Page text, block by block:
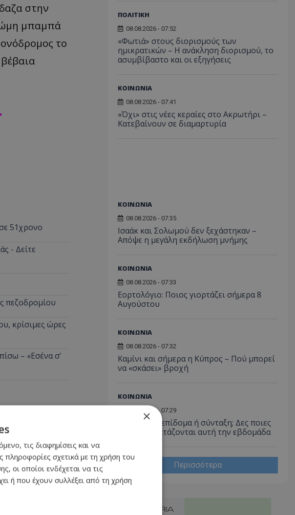
στην
μπαμπά
το
51χρονο
- Δείτε
πεζοδρομίου
κρίσιμες ώρες
– «Εσένα σ’
ΠΟΛΙΤΙΚΗ
08.08.2026 - 07:52
«Φωτιά» στους διορισμούς των
ημικρατικών – Η ανάκληση διορισμού, το
ασυμβίβαστο και οι εξηγήσεις
ΚΟΙΝΩΝΙΑ
08.08.2026 - 07:41
«Όχι» στις νέες κεραίες στο Ακρωτήρι –
Κατεβαίνουν σε διαμαρτυρία
ΚΟΙΝΩΝΙΑ
08.08.2026 - 07:35
Ισαάκ και Σολωμού δεν ξεχάστηκαν –
Απόψε η μεγάλη εκδήλωση μνήμης
ΚΟΙΝΩΝΙΑ
08.08.2026 - 07:33
Εορτολόγιο: Ποιος γιορτάζει σήμερα 8
Αυγούστου
ΚΟΙΝΩΝΙΑ
08.08.2026 - 07:32
Καμίνι και σήμερα η Κύπρος – Πού μπορεί
να «σκάσει» βροχή
ΚΟΙΝΩΝΙΑ
08.08.2026 - 07:29
Περιμένεις επίδομα ή σύνταξη; Δες ποιες
αιτήσεις εξετάζονται αυτή την εβδομάδα
Περισσότερα
×
τις διαφημίσεις και να
σχετικά με τη χρήση του
οι οποίοι ενδέχεται να τις
ή που έχουν συλλέξει από τη χρήση